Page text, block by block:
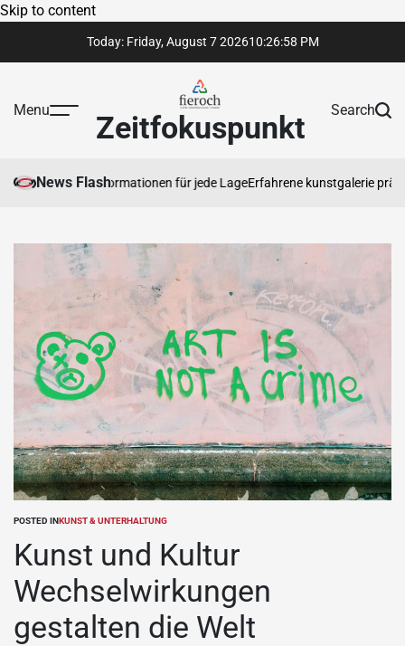
Skip to content
Today: Friday, August 7 202610:26:59 PM
Menu Zeitfokuspunkt Search
News Flash
Rechtsinformationen für jede Lage Erfahrene kunstgalerie
POSTED INKUNST & UNTERHALTUNG
Kunst und Kultur
Wechselwirkungen
gestalten die Welt